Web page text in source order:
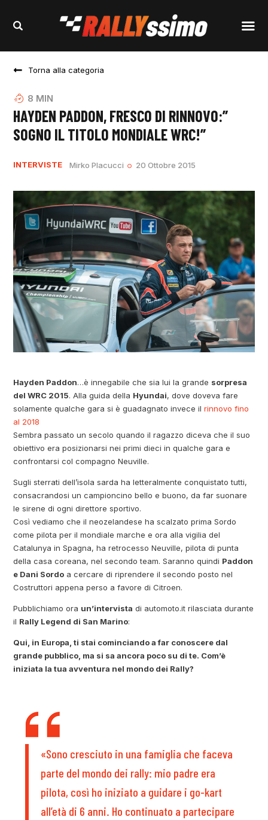
Torna alla categoria
8 MIN
HAYDEN PADDON, FRESCO DI RINNOVO:”
SOGNO IL TITOLO MONDIALE WRC!”
INTERVISTE Mirko Placucci 20 Ottobre 2015
Hayden Paddon…è innegabile che sia lui la grande sorpresa
del WRC 2015. Alla guida della Hyundai, dove doveva fare
solamente qualche gara si è guadagnato invece ilrinnovo fino
al 2018
Sembra passato un secolo quando il ragazzo diceva che il suo
obiettivo era posizionarsi nei primi dieci in qualche gara e
confrontarsi col compagno Neuville.
Sugli sterrati dell’isola sarda ha letteralmente conquistato tutti,
consacrandosi un campioncino bello e buono, da far suonare
le sirene di ogni direttore sportivo.
Così vediamo che il neozelandese ha scalzato prima Sordo
come pilota per il mondiale marche e ora alla vigilia del
Catalunya in Spagna, ha retrocesso Neuville, pilota di punta
della casa coreana, nel secondo team. Saranno quindi Paddon
e Dani Sordo a cercare di riprendere il secondo posto nel
Costruttori appena perso a favore di Citroen.
Pubblichiamo ora un’intervista di automoto.it rilasciata durante
il Rally Legend di San Marino:
Qui, in Europa, ti stai cominciando a far conoscere dal
grande pubblico, ma si sa ancora poco su di te. Com’è
iniziata la tua avventura nel mondo dei Rally?
«Sono cresciuto in una famiglia che faceva
parte del mondo dei rally: mio padre era
pilota, così ho iniziato a guidare i go-kart
all’età di 6 anni. Ho continuato a partecipare